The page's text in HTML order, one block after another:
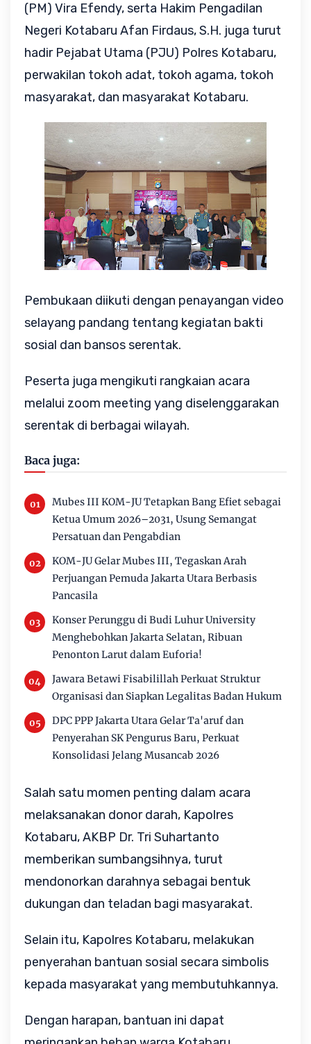
(PM) Vira Efendy, serta Hakim Pengadilan
Negeri Kotabaru Afan Firdaus, S.H. juga turut
hadir Pejabat Utama (PJU) Polres Kotabaru,
perwakilan tokoh adat, tokoh agama, tokoh
masyarakat, dan masyarakat Kotabaru.
Pembukaan diikuti dengan penayangan video
selayang pandang tentang kegiatan bakti
sosial dan bansos serentak.
Peserta juga mengikuti rangkaian acara
melalui zoom meeting yang diselenggarakan
serentak di berbagai wilayah.
Baca juga:
Mubes III KOM-JU Tetapkan Bang Efiet sebagai
Ketua Umum 2026–2031, Usung Semangat
Persatuan dan Pengabdian
KOM-JU Gelar Mubes III, Tegaskan Arah
Perjuangan Pemuda Jakarta Utara Berbasis
Pancasila
Konser Perunggu di Budi Luhur University
Menghebohkan Jakarta Selatan, Ribuan
Penonton Larut dalam Euforia!
Jawara Betawi Fisabilillah Perkuat Struktur
Organisasi dan Siapkan Legalitas Badan Hukum
DPC PPP Jakarta Utara Gelar Ta'aruf dan
Penyerahan SK Pengurus Baru, Perkuat
Konsolidasi Jelang Musancab 2026
Salah satu momen penting dalam acara
melaksanakan donor darah, Kapolres
Kotabaru, AKBP Dr. Tri Suhartanto
memberikan sumbangsihnya, turut
mendonorkan darahnya sebagai bentuk
dukungan dan teladan bagi masyarakat.
Selain itu, Kapolres Kotabaru, melakukan
penyerahan bantuan sosial secara simbolis
kepada masyarakat yang membutuhkannya.
Dengan harapan, bantuan ini dapat